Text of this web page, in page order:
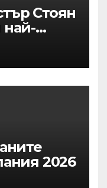
Стоян
най-
на
2026